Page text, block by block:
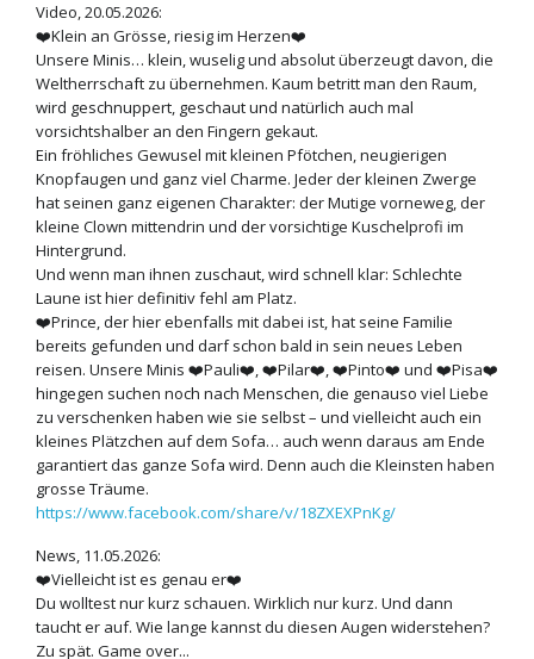
Video, 20.05.2026:
❤️Klein an Grösse, riesig im Herzen❤️
Unsere Minis… klein, wuselig und absolut überzeugt davon, die
Weltherrschaft zu übernehmen. Kaum betritt man den Raum,
wird geschnuppert, geschaut und natürlich auch mal
vorsichtshalber an den Fingern gekaut.
Ein fröhliches Gewusel mit kleinen Pfötchen, neugierigen
Knopfaugen und ganz viel Charme. Jeder der kleinen Zwerge
hat seinen ganz eigenen Charakter: der Mutige vorneweg, der
kleine Clown mittendrin und der vorsichtige Kuschelprofi im
Hintergrund.
Und wenn man ihnen zuschaut, wird schnell klar: Schlechte
Laune ist hier definitiv fehl am Platz.
❤️Prince, der hier ebenfalls mit dabei ist, hat seine Familie
bereits gefunden und darf schon bald in sein neues Leben
reisen. Unsere Minis ❤️Pauli❤️, ❤️Pilar❤️, ❤️Pinto❤️ und ❤️Pisa❤️
hingegen suchen noch nach Menschen, die genauso viel Liebe
zu verschenken haben wie sie selbst – und vielleicht auch ein
kleines Plätzchen auf dem Sofa… auch wenn daraus am Ende
garantiert das ganze Sofa wird. Denn auch die Kleinsten haben
grosse Träume.
https://www.facebook.com/share/v/18ZXEXPnKg/
News, 11.05.2026:
❤️Vielleicht ist es genau er❤️
Du wolltest nur kurz schauen. Wirklich nur kurz. Und dann
taucht er auf. Wie lange kannst du diesen Augen widerstehen?
Zu spät. Game over...